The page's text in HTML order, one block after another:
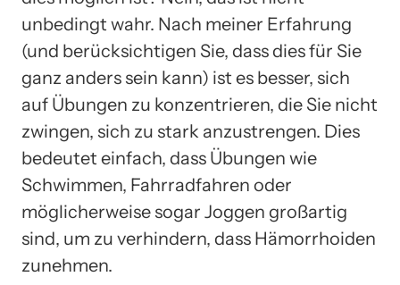
unbedingt wahr. Nach meiner Erfahrung
(und berücksichtigen Sie, dass dies für Sie
ganz anders sein kann) ist es besser, sich
auf Übungen zu konzentrieren, die Sie nicht
zwingen, sich zu stark anzustrengen. Dies
bedeutet einfach, dass Übungen wie
Schwimmen, Fahrradfahren oder
möglicherweise sogar Joggen großartig
sind, um zu verhindern, dass Hämorrhoiden
zunehmen.